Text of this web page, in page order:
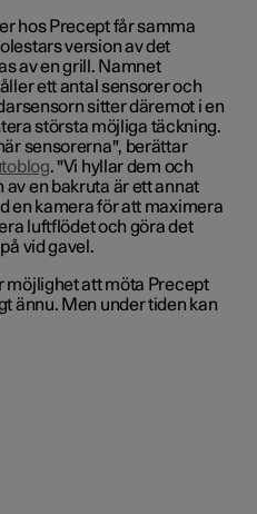
hos Precept får samma
version av det
av en grill. Namnet
ett antal sensorer och
sitter däremot i en
största möjliga täckning.
sensorerna", berättar
. "Vi hyllar dem och
en bakruta är ett annat
en kamera för att maximera
luftflödet och göra det
vid gavel.
möjlighet att möta Precept
ännu. Men under tiden kan